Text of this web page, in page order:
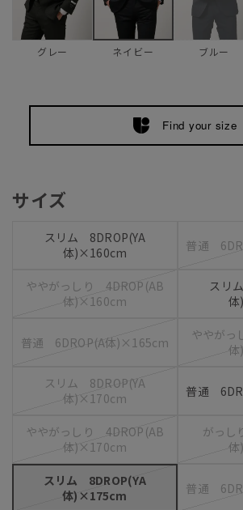
グレー ネイビー ブルー
Find your size
サイズ
スリム 8DROP(YA
体)×160cm
普通
ややがっしり 4DROP(AB
体)×160cm
スリ
普通 6DROP(A体)×165cm
ややが
スリム 8DROP(YA
体)×170cm
普通
ややがっしり 4DROP(AB
体)×170cm
がっし
スリム 8DROP(YA
体)×175cm
普通